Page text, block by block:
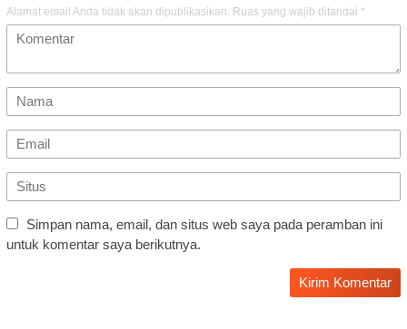
Alamat email Anda tidak akan dipublikasikan. Ruas yang wajib ditandai *
Simpan nama, email, dan situs web saya pada peramban ini
untuk komentar saya berikutnya.